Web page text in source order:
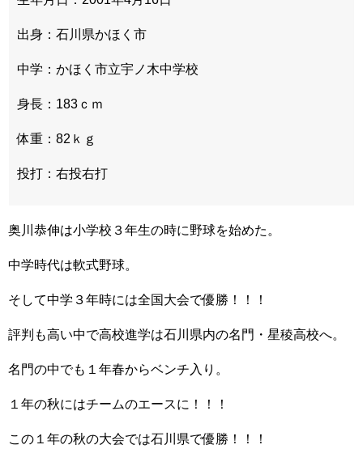
出身：石川県かほく市
中学：かほく市立宇ノ木中学校
身長：183ｃｍ
体重：82ｋｇ
投打：右投右打
奥川恭伸は小学校３年生の時に野球を始めた。
中学時代は軟式野球。
そして中学３年時には全国大会で優勝！！！
評判も高い中で高校進学は石川県内の名門・星稜高校へ。
名門の中でも１年春からベンチ入り。
１年の秋にはチームのエースに！！！
この１年の秋の大会では石川県で優勝！！！